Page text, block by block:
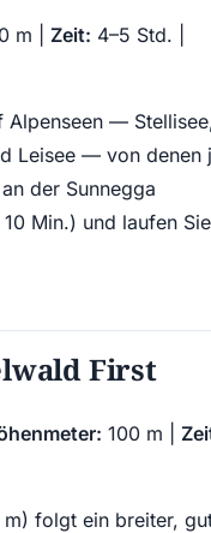
m | Zeit: 4–5 Std. |
Alpenseen —
Leisee — von denen
der Sunnegga
Min.) und laufen
First
100 m |
folgt ein breiter,